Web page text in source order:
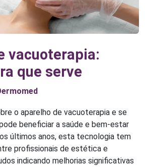
vacuoterapia:
que serve
o aparelho de vacuoterapia e se
beneficiar a saúde e bem-estar
últimos anos, esta tecnologia tem
profissionais de estética e
indicando melhorias significativas